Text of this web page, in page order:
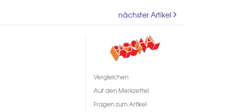
nächster Artikel
Vergleichen
Auf den Merkzettel
Fragen zum Artikel